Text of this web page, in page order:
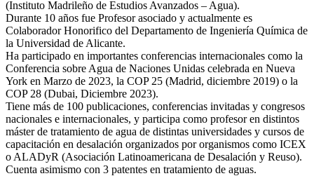
(Instituto Madrileño de Estudios Avanzados – Agua).
Durante 10 años fue Profesor asociado y actualmente es
Colaborador Honorifico del Departamento de Ingeniería Química de
la Universidad de Alicante.
Ha participado en importantes conferencias internacionales como la
Conferencia sobre Agua de Naciones Unidas celebrada en Nueva
York en Marzo de 2023, la COP 25 (Madrid, diciembre 2019) o la
COP 28 (Dubai, Diciembre 2023).
Tiene más de 100 publicaciones, conferencias invitadas y congresos
nacionales e internacionales, y participa como profesor en distintos
máster de tratamiento de agua de distintas universidades y cursos de
capacitación en desalación organizados por organismos como ICEX
o ALADyR (Asociación Latinoamericana de Desalación y Reuso).
Cuenta asimismo con 3 patentes en tratamiento de aguas.